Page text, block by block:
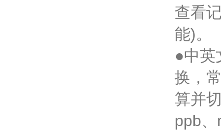
查看
能)。
●中英
换，
算并
ppb